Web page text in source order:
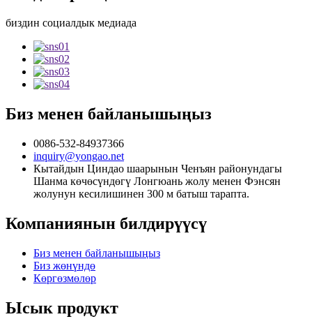
биздин социалдык медиада
Биз менен байланышыңыз
0086-532-84937366
inquiry@yongao.net
Кытайдын Циндао шаарынын Ченъян районундагы
Шанма көчөсүндөгү Лонгюань жолу менен Фэнсян
жолунун кесилишинен 300 м батыш тарапта.
Компаниянын билдирүүсү
Биз менен байланышыңыз
Биз жөнүндө
Көргөзмөлөр
Ысык продукт